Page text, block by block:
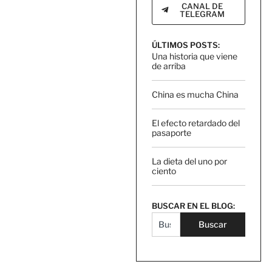
CANAL DE
TELEGRAM
ÚLTIMOS POSTS:
Una historia que viene
de arriba
China es mucha China
El efecto retardado del
pasaporte
La dieta del uno por
ciento
BUSCAR EN EL BLOG:
Buscar